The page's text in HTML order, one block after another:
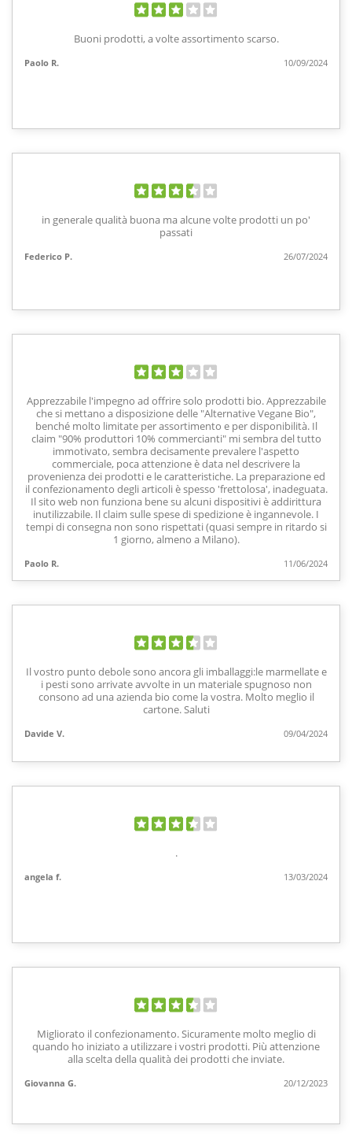
Buoni prodotti, a volte assortimento scarso.
Paolo R. 10/09/2024
in generale qualità buona ma alcune volte prodotti un po'
passati
Federico P. 26/07/2024
Apprezzabile l'impegno ad offrire solo prodotti bio. Apprezzabile
che si mettano a disposizione delle "Alternative Vegane Bio",
benché molto limitate per assortimento e per disponibilità. Il
claim "90% produttori 10% commercianti" mi sembra del tutto
immotivato, sembra decisamente prevalere l'aspetto
commerciale, poca attenzione è data nel descrivere la
provenienza dei prodotti e le caratteristiche. La preparazione ed
il confezionamento degli articoli è spesso 'frettolosa', inadeguata.
Il sito web non funziona bene su alcuni dispositivi è addirittura
inutilizzabile. Il claim sulle spese di spedizione è ingannevole. I
tempi di consegna non sono rispettati (quasi sempre in ritardo si
1 giorno, almeno a Milano).
Paolo R. 11/06/2024
Il vostro punto debole sono ancora gli imballaggi:le marmellate e
i pesti sono arrivate avvolte in un materiale spugnoso non
consono ad una azienda bio come la vostra. Molto meglio il
cartone. Saluti
Davide V. 09/04/2024
.
angela f. 13/03/2024
Migliorato il confezionamento. Sicuramente molto meglio di
quando ho iniziato a utilizzare i vostri prodotti. Più attenzione
alla scelta della qualità dei prodotti che inviate.
Giovanna G. 20/12/2023